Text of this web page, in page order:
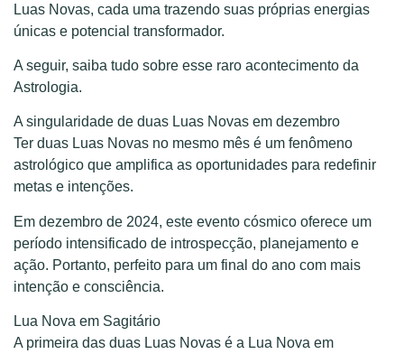
Luas Novas, cada uma trazendo suas próprias energias
únicas e potencial transformador.
A seguir, saiba tudo sobre esse raro acontecimento da
Astrologia.
A singularidade de duas Luas Novas em dezembro
Ter duas Luas Novas no mesmo mês é um fenômeno
astrológico que amplifica as oportunidades para redefinir
metas e intenções.
Em dezembro de 2024, este evento cósmico oferece um
período intensificado de introspecção, planejamento e
ação. Portanto, perfeito para um final do ano com mais
intenção e consciência.
Lua Nova em Sagitário
A primeira das duas Luas Novas é a Lua Nova em